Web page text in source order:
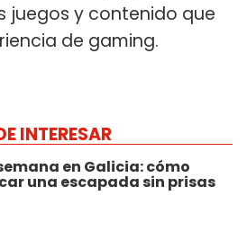
juegos y contenido que
de gaming.
INTERESAR
en Galicia: cómo
una escapada sin prisas